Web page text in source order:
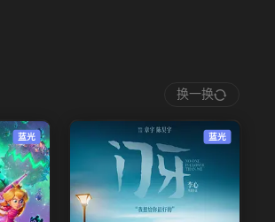
换一换
蓝光 蓝光